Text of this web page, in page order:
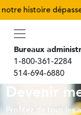
histoire dépasse
Bureaux
1-800-361-2284
514-694-6880
Devenir
Profitez de tous les